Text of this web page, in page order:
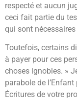
respecté et aucun
ceci fait partie du
qui sont
Toutefois, certains
à payer pour ces
choses ignobles. »
parabole de
Écritures de votre